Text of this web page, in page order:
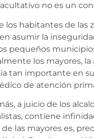
no es un
los habitantes de las
asumir la
pequeños
los mayores, la
tan importante en
de atención
a juicio de los
contiene
las mayores es,